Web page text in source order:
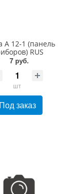
A 12-1 (панель
RUS
7 руб.
шт
Под заказ